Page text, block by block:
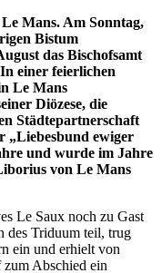
Mans. Am Sonntag,
Bistum
das Bischofsamt
einer feierlichen
Le Mans
Diözese, die
Städtepartnerschaft
„Liebesbund ewiger
und wurde im Jahre
von Le Mans
Le Saux noch zu Gast
des Triduum teil, trug
ein und erhielt von
Abschied ein